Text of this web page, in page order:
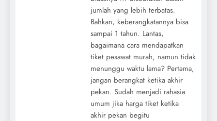
jumlah yang lebih terbatas.
Bahkan, keberangkatannya bisa
sampai 1 tahun. Lantas,
bagaimana cara mendapatkan
tiket pesawat murah, namun tidak
menunggu waktu lama? Pertama,
jangan berangkat ketika akhir
pekan. Sudah menjadi rahasia
umum jika harga tiket ketika
akhir pekan begitu